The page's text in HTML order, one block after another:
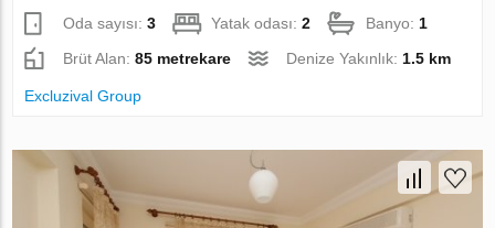
Oda sayısı:3 Yatak odası:2 Banyo: 1
Brüt Alan:85 metrekare Denize Yakınlık: 1.5 km
Excluzival Group